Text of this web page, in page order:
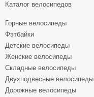
Каталог велосипедов
Горные велосипеды
Фэтбайки
Детские велосипеды
Женские велосипеды
Складные велосипеды
Двухподвесные велосипеды
Дорожные велосипеды